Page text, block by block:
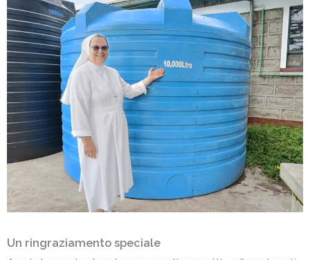
Un ringraziamento speciale